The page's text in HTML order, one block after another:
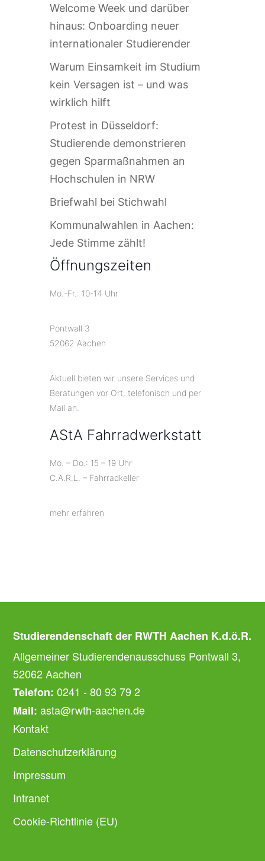
Welcome Week und darüber
hinaus: Onboarding neuer
internationaler Studierender
Warum Einsamkeit im Studium
kein Versagen ist – und was
wirklich hilft
Protest in Düsseldorf:
Studierende demonstrieren
gegen Sparmaßnahmen an
Hochschulen in NRW
Briefwahl bei Stichwahl
Kommunalwahlen in Aachen:
Jede Stimme zählt!
Öffnungszeiten
Mo.-Fr.: 10-14 Uhr
Pontwall 3
52062 Aachen
Aktuell bieten wir unsere Services und
Beratungen vor Ort, telefonisch und per
Mail an.
AStA Fahrradwerkstatt
Mo. – Do.: 15 – 19 Uhr
C.A.R.L. – Fahrradkeller
mehr erfahren
Studierendenschaft der RWTH Aachen K.d.ö.R.
Allgemeiner Studierendenausschuss Pontwall 3,
52062 Aachen
Telefon: 0241 - 80 93 79 2
Mail: asta@rwth-aachen.de
Kontakt
Datenschutzerklärung
Impressum
Intranet
Cookie-Richtlinie (EU)